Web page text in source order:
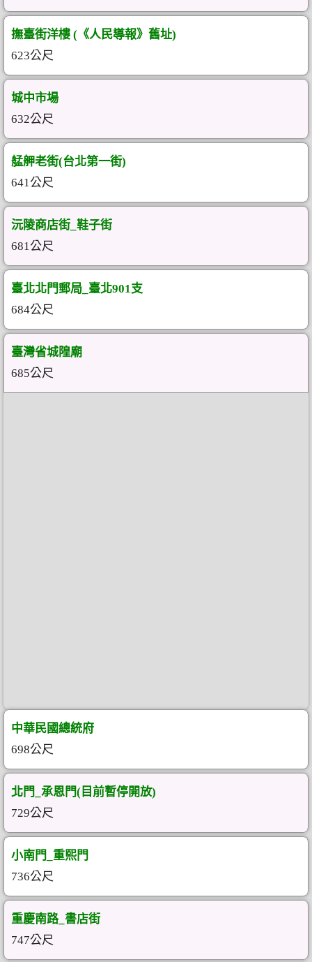
撫臺街洋樓 (《人民導報》舊址)
623公尺
城中市場
632公尺
艋舺老街(台北第一街)
641公尺
沅陵商店街_鞋子街
681公尺
臺北北門郵局_臺北901支
684公尺
臺灣省城隍廟
685公尺
中華民國總統府
698公尺
北門_承恩門(目前暫停開放)
729公尺
小南門_重熙門
736公尺
重慶南路_書店街
747公尺